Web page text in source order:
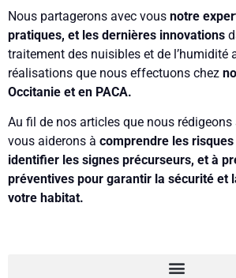
Nous partagerons avec vous notre
pratiques, et les dernières innovations
traitement des nuisibles et de l’humidité
réalisations que nous effectuons chez
Occitanie et en PACA.
Au fil de nos articles que nous
vous aiderons à comprendre les
identifier les signes précurseurs, et à
préventives pour garantir la sécurité et
votre habitat.